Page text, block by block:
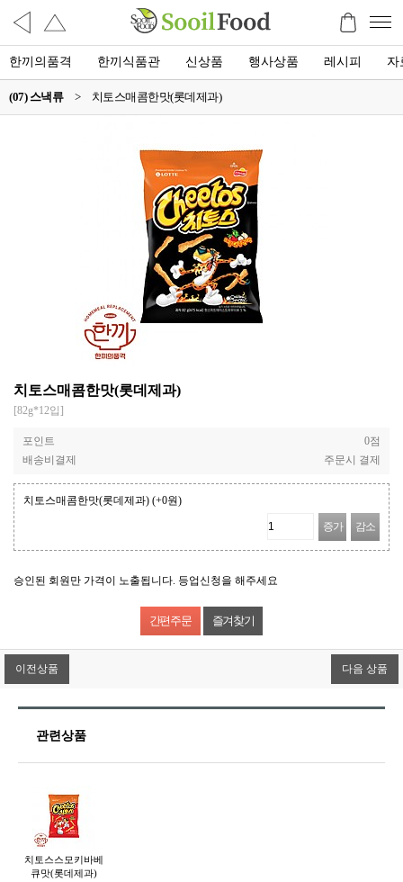
한끼의품격 한끼식품관 신상품 행사상품 레시피 자
(07) 스낵류 > 치토스매콤한맛(롯데제과)
치토스매콤한맛(롯데제과)
[82g*12입]
포인트
0점
배송비결제
주문시 결제
치토스매콤한맛(롯데제과) (+0원)
증가 감소
승인된 회원만 가격이 노출됩니다. 등업신청을 해주세요
즐겨찾기
이전상품 다음 상품
관련상품
치토스스모키바베
큐맛(롯데제과)